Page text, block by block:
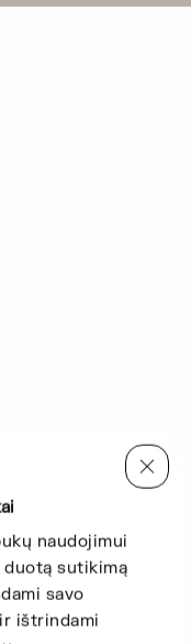
naudojimui
duotą sutikimą
savo
ištrindami